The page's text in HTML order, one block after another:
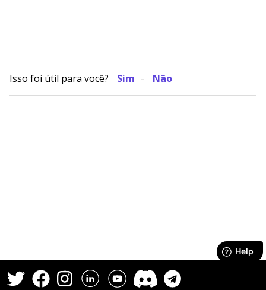
Isso foi útil para você? Sim Não